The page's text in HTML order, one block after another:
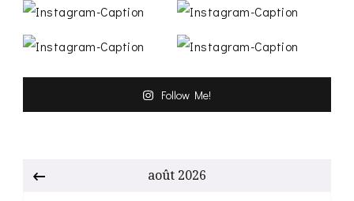
Follow Me!
août 2026